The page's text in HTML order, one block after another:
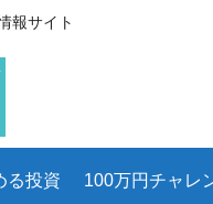
報サイト
る投資 100万円チャレ